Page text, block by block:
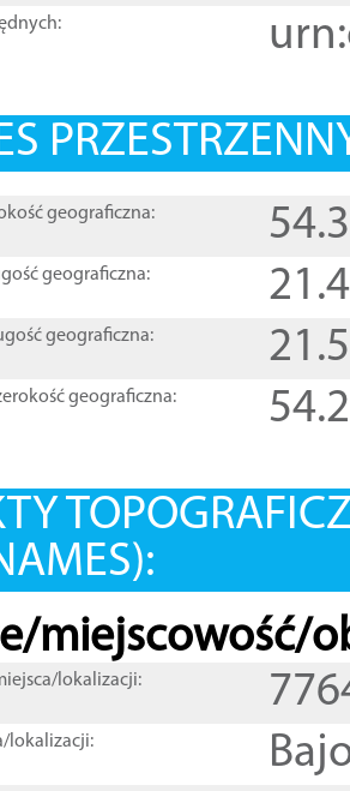
geograficzna:
geograficzna:
geograficzna:
geograficzna:
miejscowość/
lokalizacji:
lokalizacji: